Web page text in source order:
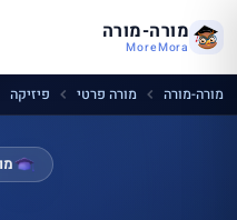
מורה-מורה
MoreMora
מורה-מורה מורה פרטי פיזיקה